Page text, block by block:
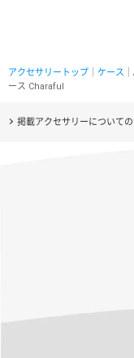
アクセサリートップ ケース
ース Charaful
掲載アクセサリーについて